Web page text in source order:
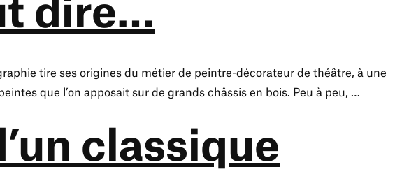
tire ses origines du métier de peintre-décorateur de théâtre, à une
que l’on apposait sur de grands châssis en bois. Peu à peu, …
classique